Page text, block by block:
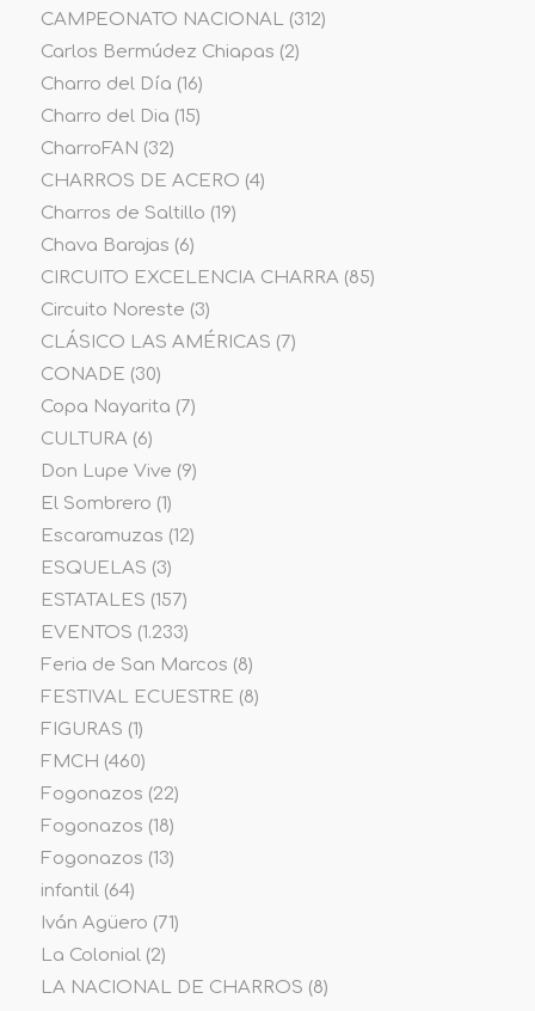
CAMPEONATO NACIONAL(312)
Carlos Bermúdez Chiapas (2)
Charro del Día (16)
Charro del Dia (15)
CharroFAN (32)
CHARROS DE ACERO (4)
Charros de Saltillo (19)
Chava Barajas (6)
CIRCUITO EXCELENCIA CHARRA(85)
Circuito Noreste (3)
CLÁSICO LAS AMÉRICAS (7)
CONADE (30)
Copa Nayarita (7)
CULTURA(6)
Don Lupe Vive (9)
El Sombrero (1)
Escaramuzas (12)
ESQUELAS (3)
ESTATALES (157)
EVENTOS (1.233)
Feria de San Marcos (8)
FESTIVAL ECUESTRE (8)
FIGURAS (1)
FMCH (460)
Fogonazos (22)
Fogonazos (18)
Fogonazos (13)
infantil(64)
Iván Agüero (71)
La Colonial(2)
LA NACIONAL DE CHARROS (8)